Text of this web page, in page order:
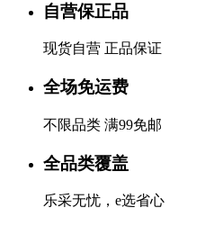
自营保正品
现货自营 正品保证
全场免运费
不限品类 满99免邮
全品类覆盖
乐采无忧，e选省心